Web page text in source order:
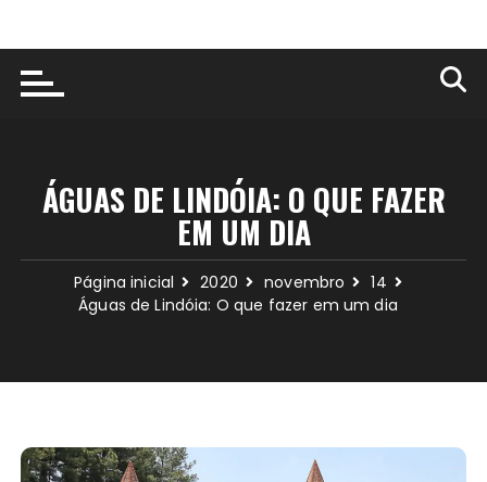
ÁGUAS DE LINDÓIA: O QUE FAZER
EM UM DIA
Página inicial 2020 novembro
14
Águas de Lindóia: O que fazer em um dia